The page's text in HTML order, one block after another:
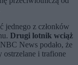
jednego z członków
Drugi lotnik wciąż
News podało, że
ostrzelane i trafione